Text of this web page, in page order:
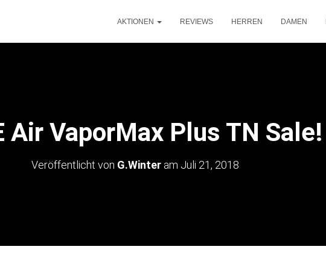
AKTIONEN REVIEWS HERREN DAMEN
Air VaporMax Plus TN Sale!
Veröffentlicht von G.Winter am Juli 21, 2018